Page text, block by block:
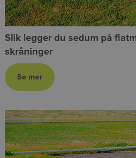
Slik legger du sedum på
skråninger